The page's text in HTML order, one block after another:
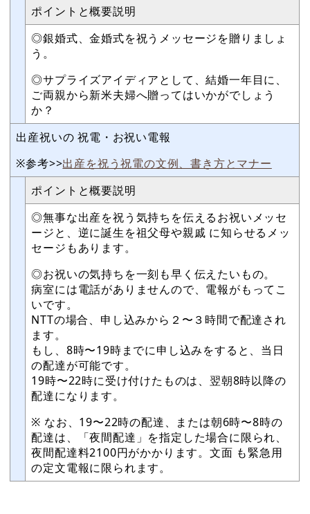
ポイントと概要説明
◎銀婚式、金婚式を祝うメッセージを贈りましょ
う。
◎サプライズアイディアとして、結婚一年目に、
ご両親から新米夫婦へ贈ってはいかがでしょう
か？
出産祝いの 祝電・お祝い電報
※参考>>出産を祝う祝電の文例、書き方とマナー
ポイントと概要説明
◎無事な出産を祝う気持ちを伝えるお祝いメッセ
ージと、逆に誕生を祖父母や親戚 に知らせるメッ
セージもあります。
◎お祝いの気持ちを一刻も早く伝えたいもの。
病室には電話がありませんので、電報がもってこ
いです。
NTTの場合、申し込みから２〜３時間で配達され
ます。
もし、8時〜19時までに申し込みをすると、当日
の配達が可能です。
19時〜22時に受け付けたものは、翌朝8時以降の
配達になります。
※ なお、19〜22時の配達、または朝6時〜8時の
配達は、「夜間配達」を指定した場合に限られ、
夜間配達料2100円がかかります。文面 も緊急用
の定文電報に限られます。